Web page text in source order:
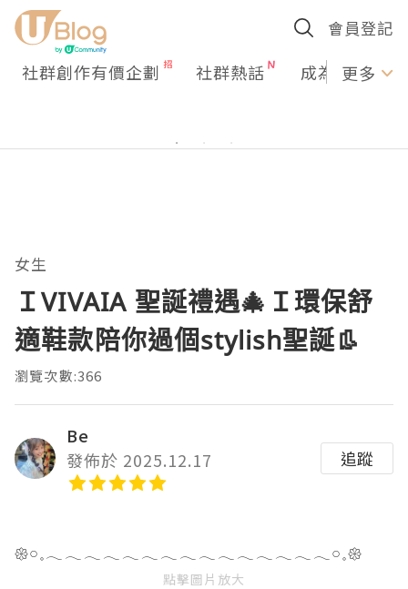
會員登記
社群創作有價企劃 社群熱話 成為U更多
女生
ＩVIVAIA 聖誕禮遇🎄Ｉ環保舒
適鞋款陪你過個stylish聖誕👢
瀏覽次數:366
Be
發佈於 2025.12.17
追蹤
𑁍𓏸𓈒𓂃𓂃𓂃𓂃𓂃𓂃𓂃𓂃𓂃𓂃𓂃𓂃𓂃𓂃𓂃𓏸𓈒𑁍
點擊圖片放大